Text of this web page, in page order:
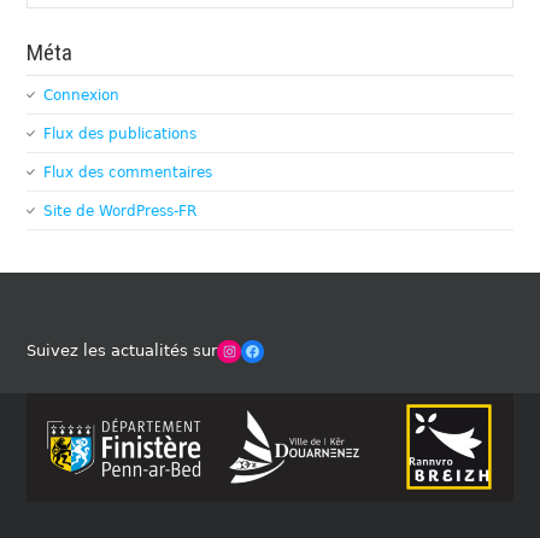
Méta
Connexion
Flux des publications
Flux des commentaires
Site de WordPress-FR
Suivez les actualités surWinches Club OfficielFacebook